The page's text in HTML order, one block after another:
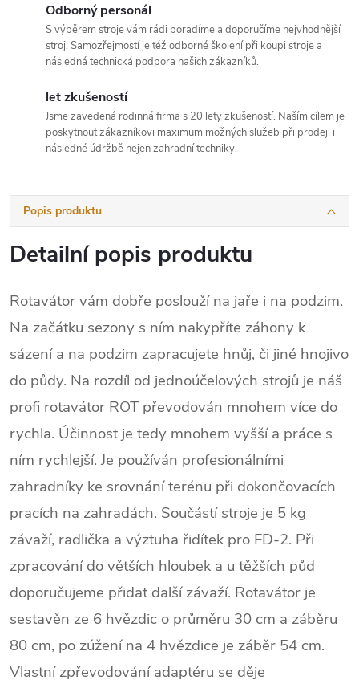
Odborný personál
S výběrem stroje vám rádi poradíme a doporučíme nejvhodnější
stroj. Samozřejmostí je též odborné školení při koupi stroje a
následná technická podpora našich zákazníků.
let zkušeností
Jsme zavedená rodinná firma s 20 lety zkušeností. Naším cílem je
poskytnout zákazníkovi maximum možných služeb při prodeji i
následné údržbě nejen zahradní techniky.
Popis produktu
Detailní popis produktu
Rotavátor vám dobře poslouží na jaře i na podzim.
Na začátku sezony s ním nakypříte záhony k
sázení a na podzim zapracujete hnůj, či jiné hnojivo
do půdy. Na rozdíl od jednoúčelových strojů je náš
profi rotavátor ROT převodován mnohem více do
rychla. Účinnost je tedy mnohem vyšší a práce s
ním rychlejší. Je používán profesionálními
zahradníky ke srovnání terénu při dokončovacích
pracích na zahradách. Součástí stroje je 5 kg
závaží, radlička a výztuha řidítek pro FD-2. Při
zpracování do větších hloubek a u těžších půd
doporučujeme přidat další závaží. Rotavátor je
sestavěn ze 6 hvězdic o průměru 30 cm a záběru
80 cm, po zúžení na 4 hvězdice je záběr 54 cm.
Vlastní zpřevodování adaptéru se děje